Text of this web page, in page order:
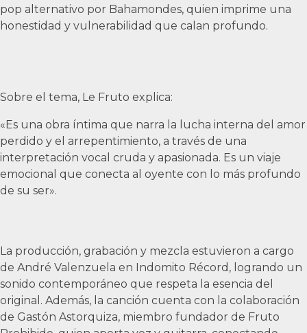
pop alternativo por Bahamondes, quien imprime una
honestidad y vulnerabilidad que calan profundo.
Sobre el tema, Le Fruto explica:
«Es una obra íntima que narra la lucha interna del amor
perdido y el arrepentimiento, a través de una
interpretación vocal cruda y apasionada. Es un viaje
emocional que conecta al oyente con lo más profundo
de su ser».
La producción, grabación y mezcla estuvieron a cargo
de André Valenzuela en Indomito Récord, logrando un
sonido contemporáneo que respeta la esencia del
original. Además, la canción cuenta con la colaboración
de Gastón Astorquiza, miembro fundador de Fruto